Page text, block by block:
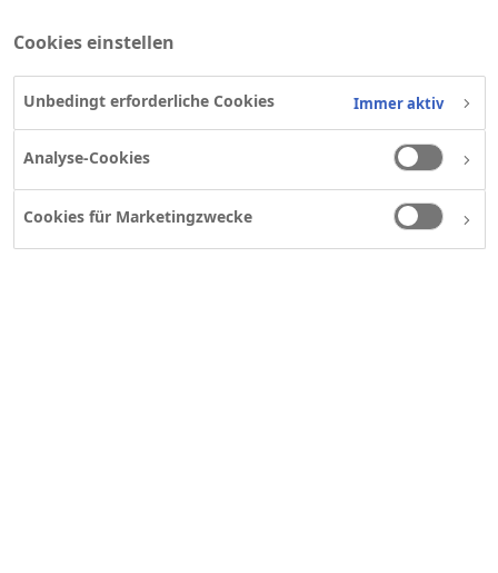
Cookies einstellen
Unbedingt erforderliche Cookies Immer aktiv
Analyse-Cookies
Cookies für Marketingzwecke